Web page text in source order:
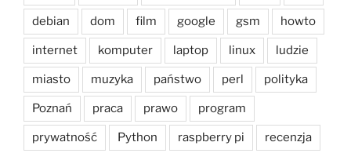
debian dom film google gsm howto
internet komputer laptop linux ludzie
miasto muzyka państwo perl polityka
Poznań praca prawo program
prywatność Python raspberry pi recenzja